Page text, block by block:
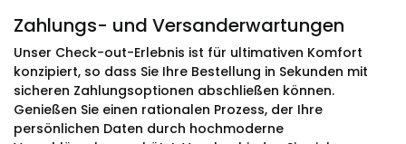
Zahlungs- und Versanderwartungen
Unser Check-out-Erlebnis ist für ultimativen Komfort
konzipiert, so dass Sie Ihre Bestellung in Sekunden mit
sicheren Zahlungsoptionen abschließen können.
Genießen Sie einen rationalen Prozess, der Ihre
persönlichen Daten durch hochmoderne